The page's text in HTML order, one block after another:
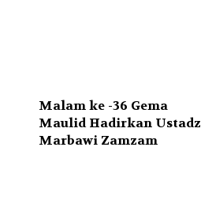
Malam ke -36 Gema
Maulid Hadirkan Ustadz
Marbawi Zamzam